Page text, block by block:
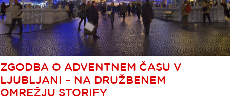
ZGODBA O ADVENTNEM ČASU V
LJUBLJANI – NA DRUŽBENEM
OMREŽJU STORIFY